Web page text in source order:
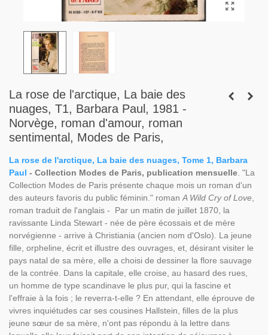
La rose de l'arctique, La baie des
nuages, T1, Barbara Paul, 1981 -
Norvège, roman d'amour, roman
sentimental, Modes de Paris,
La rose de l'arctique, La baie des nuages, Tome 1, Barbara
Paul - Collection Modes de Paris, publication mensuelle . "La
Collection Modes de Paris présente chaque mois un roman d'un
des auteurs favoris du public féminin." roman A Wild Cry of Love
roman traduit de l'anglais - Par un matin de juillet 1870, la
ravissante Linda Stewart - née de père écossais et de mère
norvégienne - arrive à Christiania (ancien nom d'Oslo). La jeune
fille, orpheline, écrit et illustre des ouvrages, et, désirant visiter le
pays natal de sa mère, elle a choisi de dessiner la flore sauvage
de la contrée. Dans la capitale, elle croise, au hasard des rues,
un homme de type scandinave le plus pur, qui la fascine et
l'effraie à la fois ; le reverra-t-elle ? En attendant, elle éprouve de
vivres inquiétudes car ses cousines Hallstein, filles de la plus
jeune sœur de sa mère, n'ont pas répondu à la lettre dans